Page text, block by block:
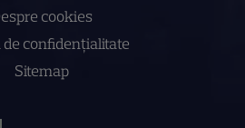
cookies
de confidenţialitate
Sitemap